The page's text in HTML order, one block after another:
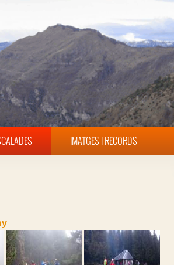
IMATGES I RECORDS